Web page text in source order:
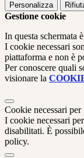
Personalizza
Gestione cookie
In questa schermata
I cookie necessari
piattaforma e non è
Per conoscere quali
visionare la
Cookie necessari
I cookie necessari
disabilitati. È
policy.